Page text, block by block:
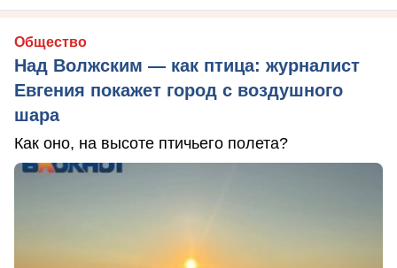
Общество
Над Волжским — как птица: журналист
Евгения покажет город с воздушного
шара
Как оно, на высоте птичьего полета?